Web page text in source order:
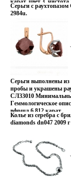
заряд настроения и
карат, цвет 3,
карат.
Серьги с
2984u.
Серьги выполнены из
пробы и украшены
СЛ33010
Гeммологическое
вфрщл 6,812 карат.
Колье из серебра с
diamonds dn047 2009